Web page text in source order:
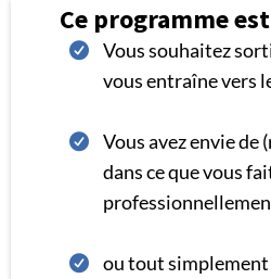
Ce programme
Vous souhaitez
vous entraîne vers
Vous avez envie de
dans ce que vous
ou tout